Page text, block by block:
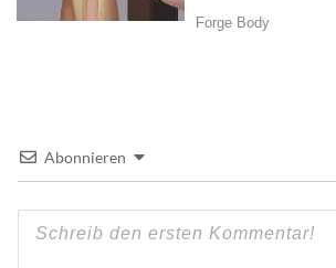
Abonnieren